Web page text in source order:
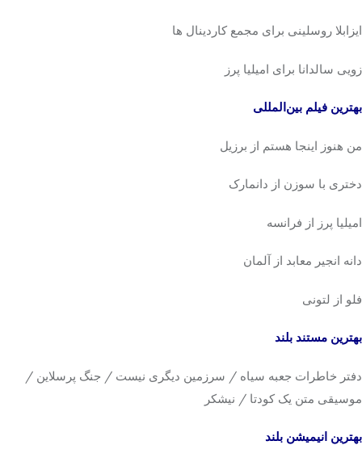
ایزابلا روسلینی برای مجمع کاردینال ها
زویی سالدانا برای امیلیا پرز
بهترین فیلم بین‌المللی
من هنوز اینجا هستم از برزیل
دختری با سوزن از دانمارک
امیلیا پرز از فرانسه
دانه انجیر معابد از آلمان
فلو از لتونی
بهترین مستند بلند
دفتر خاطرات جعبه سیاه / سرزمین دیگری نیست / جنگ پرسلاین /
موسیقی متن یک کودتا / نیشکر
بهترین انیمیشن بلند